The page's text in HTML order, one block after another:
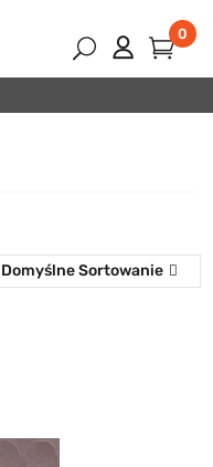
0
Domyślne Sortowanie